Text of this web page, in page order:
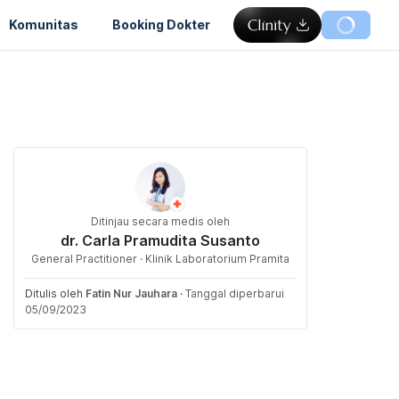
Komunitas Booking Dokter
Ditinjau secara medis oleh
dr. Carla Pramudita Susanto
General Practitioner · Klinik Laboratorium Pramita
Ditulis oleh Fatin Nur Jauhara · Tanggal diperbarui
05/09/2023